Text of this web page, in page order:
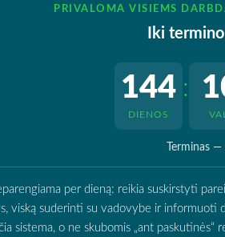
PRIVALOMA VISIEMS
Iki
144
DIENOS
:
Terminas —
per dieną: reikia suskirstyti
viską suderinti su vadovybe ir informuoti
sistema, o ne skubomis „ant paskutinės“